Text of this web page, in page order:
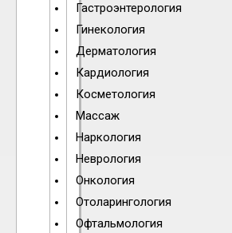
Гастроэнтерология
Гинекология
Дерматология
Кардиология
Косметология
Массаж
Наркология
Неврология
Онкология
Отоларингология
Офтальмология